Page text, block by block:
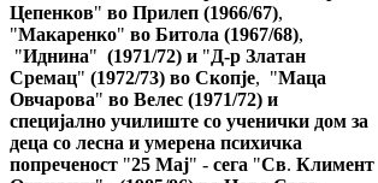
Цепенков" во Прилеп (1966/67),
"Макаренко" во Битола (1967/68),
"Иднина" (1971/72) и "Д-р Златан
Сремац" (1972/73) во Скопје, "Маца
Овчарова" во Велес (1971/72) и
специјално училиште со ученички дом за
деца со лесна и умерена психичка
попреченост "25 Мај" - сега "Св. Климент